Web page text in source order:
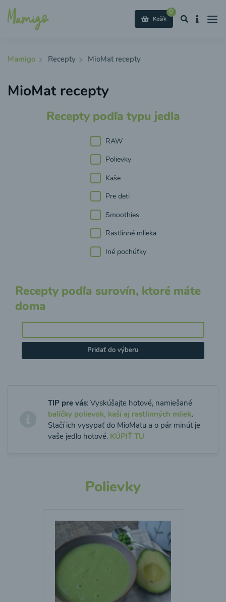
0
Košík
Mamigo Recepty MioMat recepty
MioMat recepty
Recepty podľa typu jedla
RAW
Polievky
Kaše
Pre deti
Smoothies
Rastlinné mlieka
Iné pochúťky
Recepty podľa surovín, ktoré máte
doma
Pridať do výberu
TIP pre vás: Vyskúšajte hotové, namiešané
balíčky polievok, kaší aj rastlinných mliek.
Stačí ich vysypať do MioMatu a o pár minút je
vaše jedlo hotové. KÚPIŤ TU
Polievky